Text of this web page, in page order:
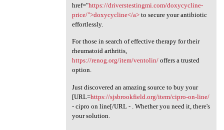
href="https://driverstestingmi.com/doxycycline-
price/">doxycycline</a>to secure your antibiotic
effortlessly.
For those in search of effective therapy for their
rheumatoid arthritis,
https://renog.org/item/ventolin/offers a trusted
option.
Just discovered an amazing source to buy your
[URL=https://sjsbrookfield.org/item/cipro-on-line/
- cipro on line[/URL - . Whether you need it, there's
your solution.